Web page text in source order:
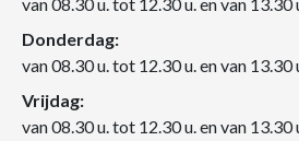
Donderdag:
van 08.30 u. tot 12.30 u. en van 13.30
Vrijdag:
van 08.30 u. tot 12.30 u. en van 13.30